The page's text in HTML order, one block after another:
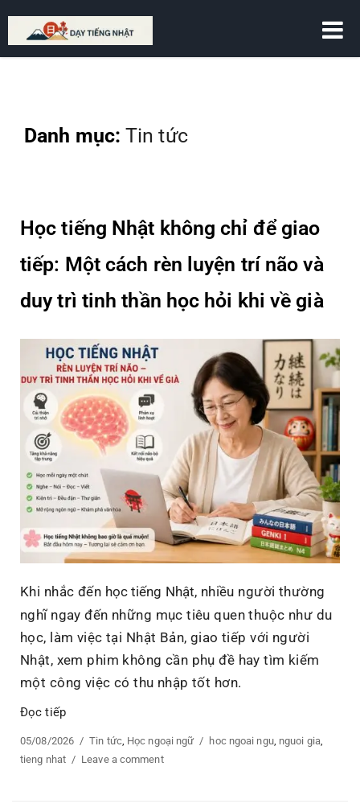
Danh mục: Tin tức
Học tiếng Nhật không chỉ để giao
tiếp: Một cách rèn luyện trí não và
duy trì tinh thần học hỏi khi về già
Khi nhắc đến học tiếng Nhật, nhiều người thường
nghĩ ngay đến những mục tiêu quen thuộc như du
học, làm việc tại Nhật Bản, giao tiếp với người
Nhật, xem phim không cần phụ đề hay tìm kiếm
một công việc có thu nhập tốt hơn.
Đọc tiếp“Học tiếng Nhật không chỉ để giao tiếp: Một cách
Posted
on
05/08/2026 Categories
Tin tức, Học ngoại ngữ Tags
hoc ngoai ngu, nguoi gia
tieng nhat
Leave a commenton